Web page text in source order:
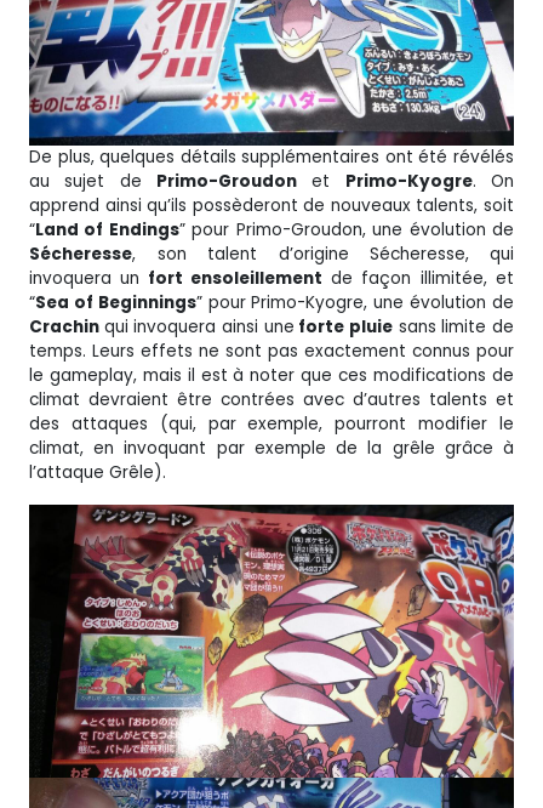
De plus, quelques détails supplémentaires ont été révélés
au sujet de Primo-Groudon et Primo-Kyogre. On
apprend ainsi qu’ils possèderont de nouveaux talents, soit
“Land of Endings” pour Primo-Groudon, une évolution de
Sécheresse, son talent d’origine Sécheresse,
qui
invoquera un fort ensoleillement de façon illimitée, et
“Sea of Beginnings” pour Primo-Kyogre, une évolution de
Crachin qui invoquera ainsi une forte pluie sans limite de
temps. Leurs effets ne sont pas exactement connus pour
le gameplay, mais il est à noter que ces modifications de
climat devraient être contrées avec d’autres talents et
des attaques (qui, par exemple, pourront modifier le
climat, en invoquant par exemple de la grêle grâce à
l’attaque Grêle).